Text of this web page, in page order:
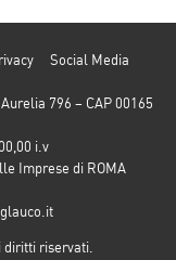
Social Media
796 – CAP 00165
i.v
Imprese di ROMA
riservati.